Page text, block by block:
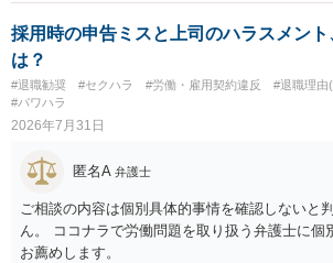
採用時の申告ミスと上司のハラスメン
は？
#退職勧奨 #セクハラ #労働・雇用契約違反
#退職理由
#パワハラ
2026年7月31日
匿名A 弁護士
ご相談の内容は個別具体的事情を確認しないと
ん。 ココナラで労働問題を取り扱う弁護士に個
お薦めします。